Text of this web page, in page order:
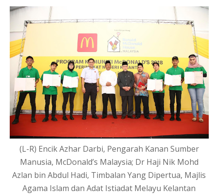
(L-R) Encik Azhar Darbi, Pengarah Kanan Sumber
Manusia, McDonald’s Malaysia; Dr Haji Nik Mohd
Azlan bin Abdul Hadi, Timbalan Yang Dipertua, Majlis
Agama Islam dan Adat Istiadat Melayu Kelantan